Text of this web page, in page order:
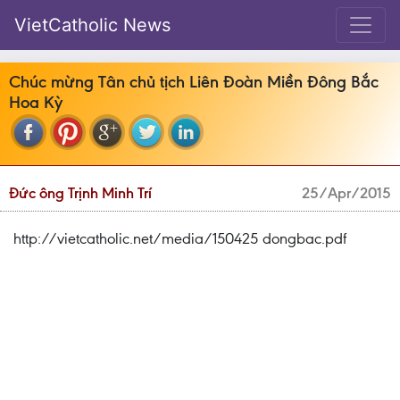
VietCatholic News
Chúc mừng Tân chủ tịch Liên Đoàn Miền Đông Bắc
Hoa Kỳ
Đức ông Trịnh Minh Trí 25/Apr/2015
http://vietcatholic.net/media/150425 dongbac.pdf